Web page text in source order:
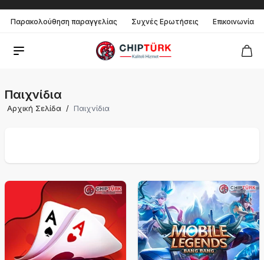
Παρακολούθηση παραγγελίας Συχνές Ερωτήσεις Επικοινωνία
Παιχνίδια
Αρχική Σελίδα / Παιχνίδια